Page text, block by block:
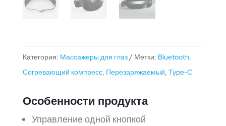
Категория: Массажеры для глаз Метки: Bluetooth,
Согревающий компресс, Перезаряжаемый, Type-C
Особенности продукта
Управление одной кнопкой